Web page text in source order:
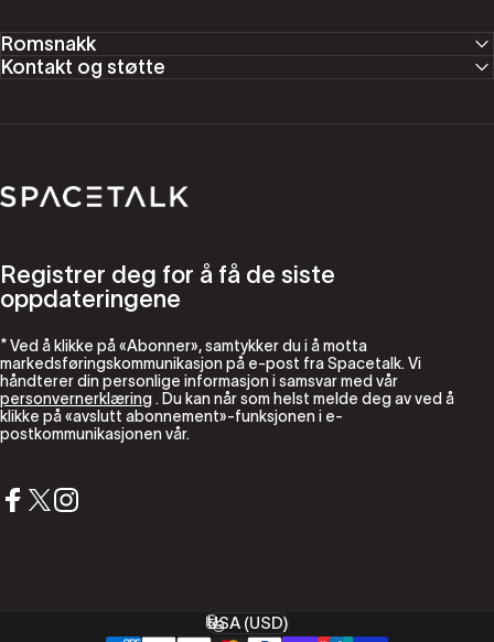
Romsnakk
Kontakt og støtte
Romsnakk
Registrer deg for å få de siste
oppdateringene
* Ved å klikke på «Abonner», samtykker du i å motta
markedsføringskommunikasjon på e-post fra Spacetalk. Vi
håndterer din personlige informasjon i samsvar med vår
personvernerklæring . Du kan når som helst melde deg av ved å
klikke på «avslutt abonnement»-funksjonen i e-
postkommunikasjonen vår.
Land/region
USA (USD)